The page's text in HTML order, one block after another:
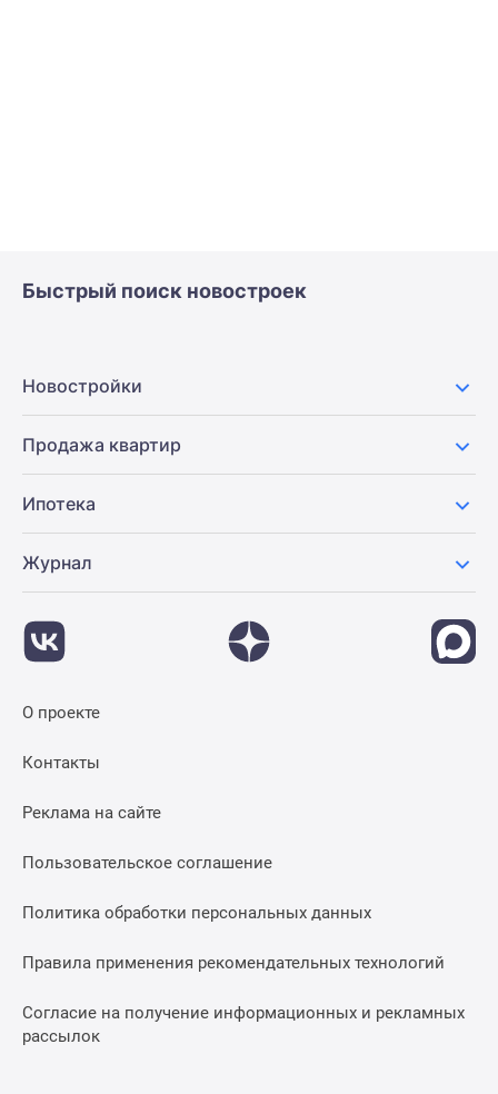
Быстрый поиск новостроек
Новостройки
Продажа квартир
Ипотека
Журнал
О проекте
Контакты
Реклама на сайте
Пользовательское соглашение
Политика обработки персональных данных
Правила применения рекомендательных технологий
Согласие на получение информационных и рекламных
рассылок